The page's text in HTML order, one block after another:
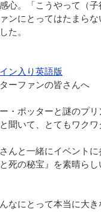
心。「こうやって（
ンにとってはたまら
た。
ン入り英語版
ーファンの皆さんへ
・ポッターと謎のプ
聞いて、とてもワクワ
んと一緒にイベントに
死の秘宝』を素晴ら
なにとって本当に大き